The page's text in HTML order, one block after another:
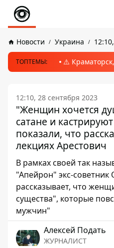
Новости Украина
ТОПТЕМЫ: ⚠️
12:10, 28 сентября 2023
"Женщин хочется
сатане и
показали, что
лекциях Арестович
В рамках своей так
"Апейрон" экс-советник
рассказывает, что
существа", которые
мужчин"
Алексей Подать
ЖУРНАЛИСТ